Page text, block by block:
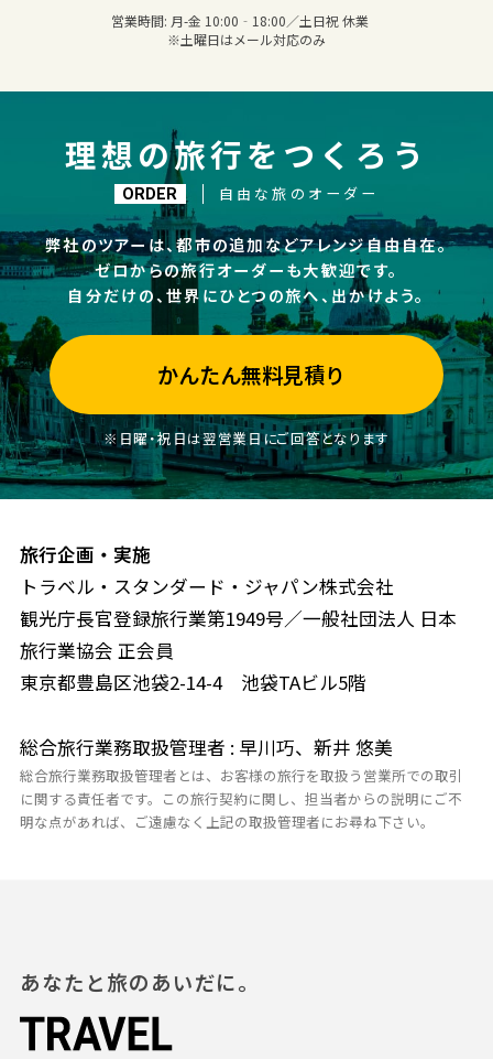
営業時間: 月-金 10:00‐18:00／土日祝 休業
※土曜日はメール対応のみ
理想の旅行をつくろう
ORDER 自由な旅のオーダー
弊社のツアーは、都市の追加などアレンジ自由自在。
ゼロからの旅行オーダーも大歓迎です。
自分だけの、世界にひとつの旅へ、出かけよう。
かんたん無料見積り
※日曜・祝日は翌営業日にご回答となります
旅行企画・実施
トラベル・スタンダード・ジャパン株式会社
観光庁長官登録旅行業第1949号／一般社団法人 日本
旅行業協会 正会員
東京都豊島区池袋2-14-4 池袋TAビル5階
総合旅行業務取扱管理者 : 早川巧、新井 悠美
総合旅行業務取扱管理者とは、お客様の旅行を取扱う営業所での取引
に関する責任者です。この旅行契約に関し、担当者からの説明にご不
明な点があれば、ご遠慮なく上記の取扱管理者にお尋ね下さい。
あなたと旅のあいだに。